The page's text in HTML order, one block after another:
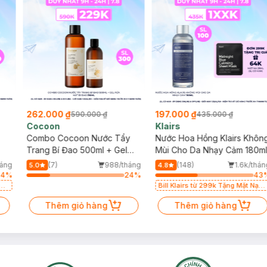
%
262.000 ₫590.000 ₫
Cocoon
Combo Cocoon Nước Tẩy
Trang Bí Đao 500ml + Gel
Rửa Mặt Bí Đao 310ml
5.0 (7)
988/tháng
24%
Thêm giỏ hàng
197.000 ₫435.000 ₫
Klairs
Nước Hoa Hồng Klairs
Mùi Cho Da Nhạy Cảm 180ml
4.8 (148)
1.6k/
43
Bill Klairs từ 299k Tặng Mặt Nạ
Làm Dịu Da & Kiểm Soát Dầu
Nhờn 25ml (SL Có Hạn)
Thêm giỏ hàng